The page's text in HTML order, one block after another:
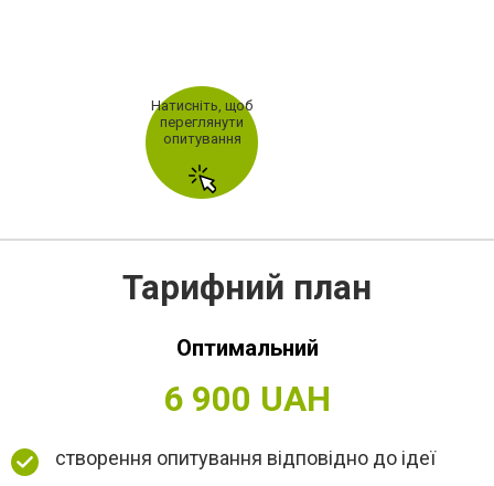
Натисніть, щоб
переглянути
опитування
Тарифний план
Оптимальний
6 900 UAH
створення опитування відповідно до ідеї